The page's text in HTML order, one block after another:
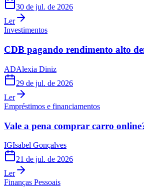
30 de jul. de 2026
Ler
Investimentos
CDB pagando rendimento alto
ADAlexia Diniz
29 de jul. de 2026
Ler
Empréstimos e financiamentos
Vale a pena comprar carro
IGIsabel Gonçalves
21 de jul. de 2026
Ler
Finanças Pessoais